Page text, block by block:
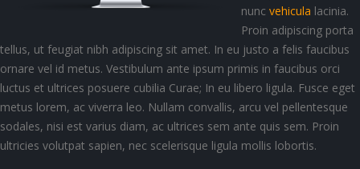
nunc vehicula lacinia.
Proin adipiscing porta
tellus, ut feugiat nibh adipiscing sit amet. In eu justo a felis faucibus
ornare vel id metus. Vestibulum ante ipsum primis in faucibus orci
luctus et ultrices posuere cubilia Curae; In eu libero ligula. Fusce eget
metus lorem, ac viverra leo. Nullam convallis, arcu vel pellentesque
sodales, nisi est varius diam, ac ultrices sem ante quis sem. Proin
ultricies volutpat sapien, nec scelerisque ligula mollis lobortis.